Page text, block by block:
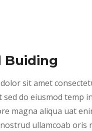
Buiding
sit amet
sed do eiusmod temp
magna aliqua uat
ullamcoab oris